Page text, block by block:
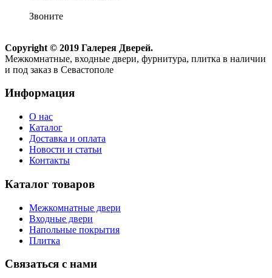
Звоните
Copyright © 2019 Галерея Дверей.
Межкомнатные, входные двери, фурнитура, плитка в наличии
и под заказ в Севастополе
Информация
О нас
Каталог
Доставка и оплата
Новости и статьи
Контакты
Каталог товаров
Межкомнатные двери
Входные двери
Напольные покрытия
Плитка
Связаться с нами